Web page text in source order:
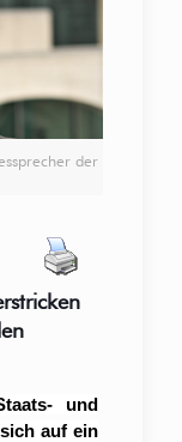
der
und
auf ein